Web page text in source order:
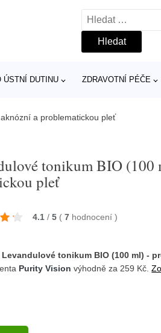
Vyhledávání
ÚSTNÍ DUTINU ZDRAVOTNÍ PÉČE
a problematickou pleť
tonikum BIO (100
pleť
4.1 / 5 ( 7 hodnocení)
tonikum BIO (100 ml) -
Purity Vision výhodně za 259 Kč.